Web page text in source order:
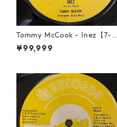
Tommy McCook - Inez【7-21
840】
¥99,999